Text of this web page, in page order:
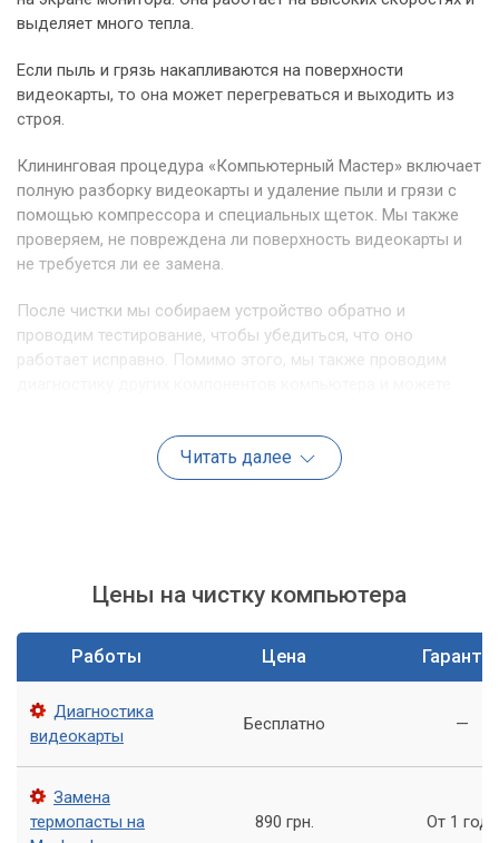
выделяет много тепла.
Если пыль и грязь накапливаются на поверхности
видеокарты, то она может перегреваться и выходить из
строя.
Клининговая процедура «Компьютерный Мастер» включает
полную разборку видеокарты и удаление пыли и грязи с
помощью компрессора и специальных щеток. Мы также
проверяем, не повреждена ли поверхность видеокарты и
не требуется ли ее замена.
После чистки мы собираем устройство обратно и
проводим тестирование, чтобы убедиться, что оно
работает исправно. Помимо этого, мы также проводим
Преимущества чистки видеокарты в нашем сервисном
Проверка поверхности видеокарты на наличие
повреждений;
Гарантия качества работы.
Замена термопасты
Термопаста - это материал, который наносится на
поверхность процессора и видеокарты, чтобы улучшить их
теплопроводность. Она является необходимой для того,
чтобы тепло от компонентов передавалось к
Читать далее
Цены на чистку компьютера
Работы Цена
Диагностика
видеокарты
Бесплатно —
Замена
термопасты на
890 грн. От 1 года